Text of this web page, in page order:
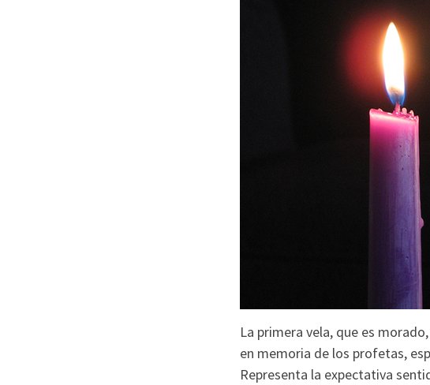
La primera vela, que es
en memoria de los profetas,
Representa la expectativa